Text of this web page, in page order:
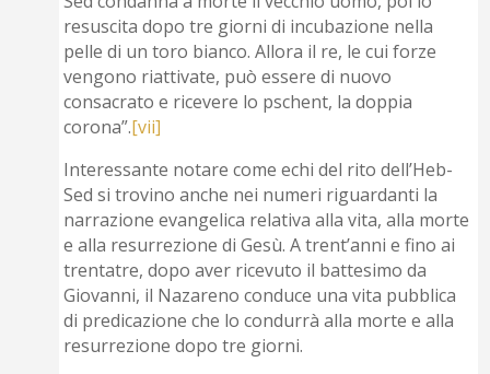
resuscita dopo tre giorni di incubazione nella
pelle di un toro bianco. Allora il re, le cui forze
vengono riattivate, può essere di nuovo
consacrato e ricevere lo pschent, la doppia
corona”.[vii]
Interessante notare come echi del rito dell’Heb-
Sed si trovino anche nei numeri riguardanti la
narrazione evangelica relativa alla vita, alla morte
e alla resurrezione di Gesù. A trent’anni e fino ai
trentatre, dopo aver ricevuto il battesimo da
Giovanni, il Nazareno conduce una vita pubblica
di predicazione che lo condurrà alla morte e alla
resurrezione dopo tre giorni.